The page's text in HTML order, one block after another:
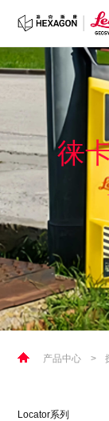
徕
产品中心 >
Locator系列